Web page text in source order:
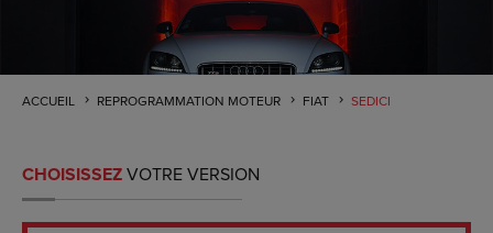
ACCUEIL REPROGRAMMATION MOTEUR FIAT SEDICI
CHOISISSEZVOTRE VERSION